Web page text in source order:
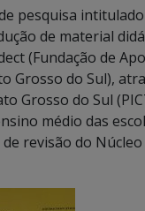
pesquisa intitulado
de material
(Fundação de
Grosso do Sul),
Grosso do Sul
médio das
revisão do